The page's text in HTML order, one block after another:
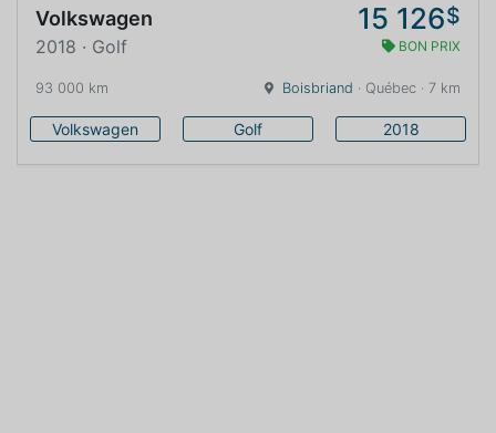
Volkswagen 15 126$
2018 · Golf BON PRIX
93 000 km Boisbriand · Québec · 7 km
Volkswagen Golf 2018